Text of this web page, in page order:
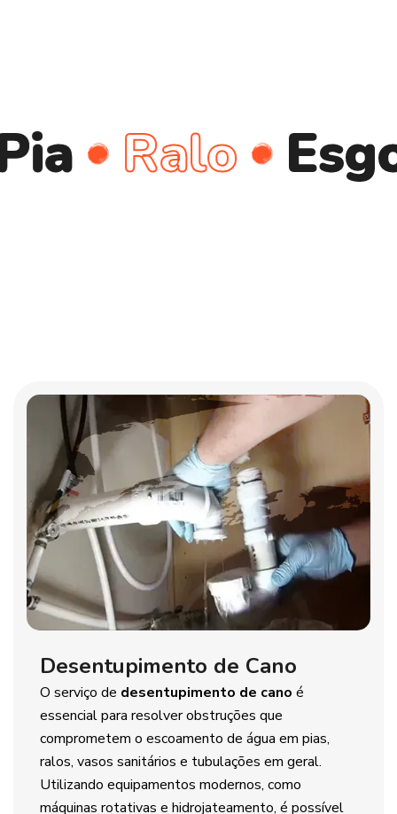
Ralo Esgoto
Desentupimento de Cano
O serviço de desentupimento de cano é
essencial para resolver obstruções que
comprometem o escoamento de água em pias,
ralos, vasos sanitários e tubulações em geral.
Utilizando equipamentos modernos, como
máquinas rotativas e hidrojateamento, é possível